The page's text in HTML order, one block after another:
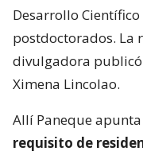
Desarrollo
postdoctorados. La
divulgadora
Ximena Lincolao.
Allí Paneque
requisito de